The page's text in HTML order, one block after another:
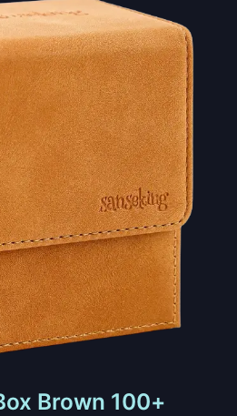
Brown 100+